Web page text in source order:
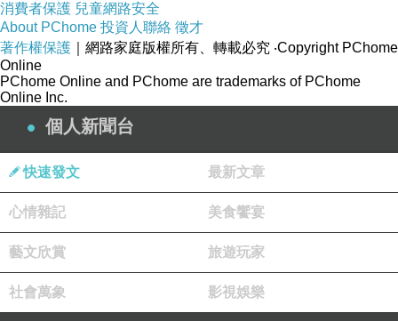
▲雞排妹出席活動的服裝相當性感。（圖／記者
陳明仁攝）
（中央社記者王承中、蘇龍麒台北3日電）朝野
立委今天針對國防部將防空飛彈指揮部移回空軍
國防部應說明相關考量。 媒體報導，轄有愛國者
部，今年3月再度移撥回空軍。對此國防部昨天
消費者保護 兒童網路安全
About PChome 投資人聯絡 徵才
著作權保護 ｜網路家庭版權所有、轉載必究 ‧Copyright PChome
Online
PChome Online and PChome are trademarks of PChome
Online Inc.
個人新聞台
快速發文 最新文章
心情雜記 美食饗宴
藝文欣賞 旅遊玩家
社會萬象 影視娛樂